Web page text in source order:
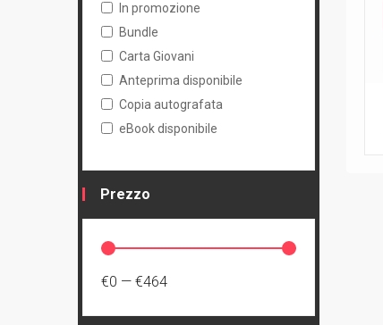
In promozione
Bundle
Carta Giovani
Anteprima disponibile
Copia autografata
eBook disponibile
Prezzo
€0 — €464